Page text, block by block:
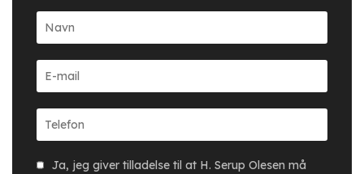
Ja, jeg giver tilladelse til at H. Serup Olesen må